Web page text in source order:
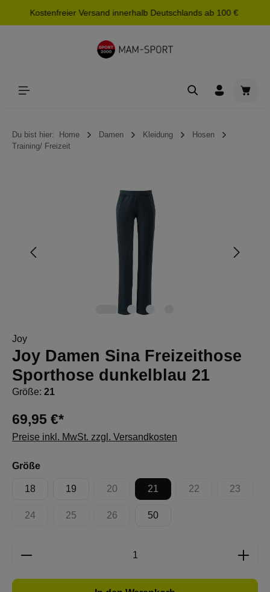
springen
Kostenfreier Versand innerhalb Deutschlands ab 100 €
Du bist hier: Home Damen Kleidung
Hosen
Training/ Freizeit
Bildergalerie überspringen
Joy
Joy Damen Sina Freizeithose
Sporthose dunkelblau 21
Größe: 21
69,95 €*
Preise inkl. MwSt. zzgl. Versandkosten
Größeauswählen
18 19 20
(Diese Option ist zurzeit nicht verfügbar.)
21 22
(Diese Option ist
23
(Diese
24
(Diese Option ist zurzeit nicht verfügbar.)
25
(Diese Option ist zurzeit nicht verfügbar.)
26
(Diese Option ist zurzeit nicht verfügbar.)
50
Produkt Anzahl: Gib den gewünschten